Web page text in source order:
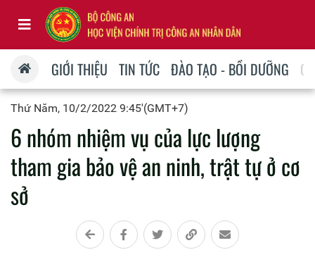
GIỚI THIỆU TIN TỨC ĐÀO TẠO - BỒI DƯỠNG
Thứ Năm, 10/2/2022 9:45'(GMT+7)
6 nhóm nhiệm vụ của lực lượng
tham gia bảo vệ an ninh, trật tự ở cơ
sở